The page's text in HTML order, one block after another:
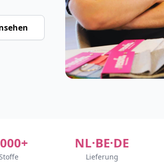
NL·BE·DE
Lieferung